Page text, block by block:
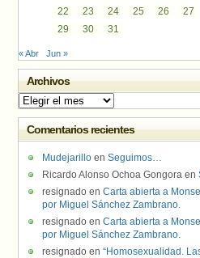
22
23 24 25 26 27
29
30 31
« Abr Jun »
Archivos
Archivos
Comentarios recientes
Mudejarillo en Seguimos…
Ricardo Alonso Ochoa Gongora en
resignado en Carta abierta a
por Miguel Sánchez Zambrano.
resignado en Carta abierta a
por Miguel Sánchez Zambrano.
resignado en “Homosexualidad.